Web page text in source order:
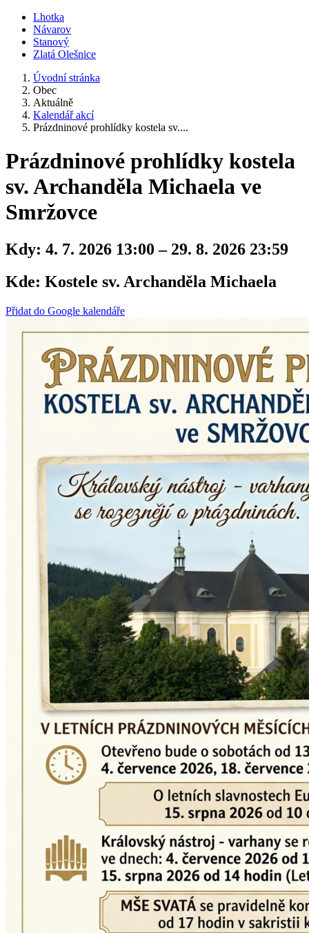
Lhotka
Návarov
Stanový
Zlatá Olešnice
Úvodní stránka
Obec
Aktuálně
Kalendář akcí
Prázdninové prohlídky kostela sv....
Prázdninové prohlídky kostela
sv. Archanděla Michaela ve
Smržovce
Kdy: 4. 7. 2026 13:00 – 29. 8. 2026 23:59
Kde: Kostele sv. Archanděla Michaela
Přidat do Google kalendáře